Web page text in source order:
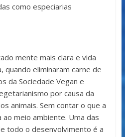
como especiarias
mente mais clara e vida
quando eliminaram carne de
da Sociedade Vegan e
por causa da
animais. Sem contar o que a
ao meio ambiente. Uma das
todo o desenvolvimento é a